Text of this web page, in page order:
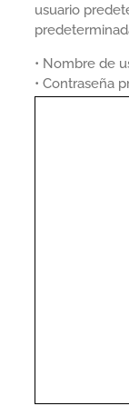
usuario
• Nombre de
• Contraseña